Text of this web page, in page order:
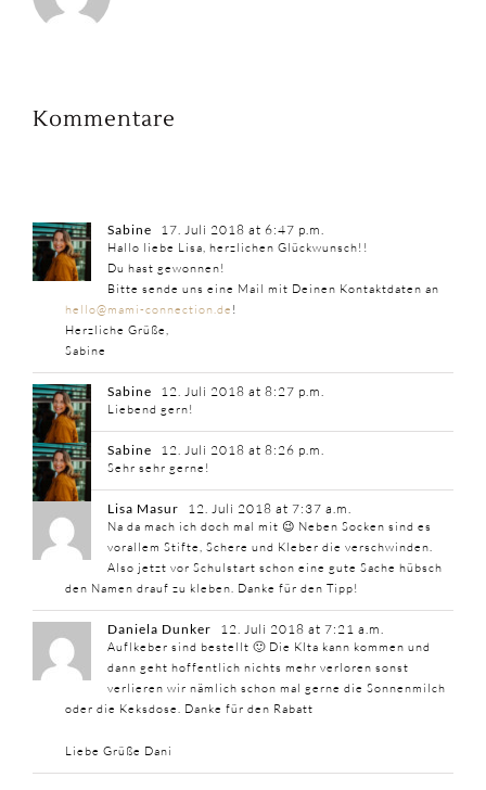
Kommentare
Sabine 17. Juli 2018 at 6:47 p.m.
Hallo liebe Lisa, herzlichen Glückwunsch!!
Du hast gewonnen!
Bitte sende uns eine Mail mit Deinen Kontaktdaten an
hello@mami-connection.de !
Herzliche Grüße,
Sabine
Sabine 12. Juli 2018 at 8:27 p.m.
Liebend gern!
Sabine 12. Juli 2018 at 8:26 p.m.
Sehr sehr gerne!
Lisa Masur 12. Juli 2018 at 7:37 a.m.
Na da mach ich doch mal mit 😉 Neben Socken sind es
vorallem Stifte, Schere und Kleber die verschwinden.
Also jetzt vor Schulstart schon eine gute Sache hübsch
den Namen drauf zu kleben. Danke für den Tipp!
Daniela Dunker 12. Juli 2018 at 7:21 a.m.
Auflkeber sind bestellt 🙂 Die KIta kann kommen und
dann geht hoffentlich nichts mehr verloren sonst
verlieren wir nämlich schon mal gerne die Sonnenmilch
oder die Keksdose. Danke für den Rabatt
Liebe Grüße Dani